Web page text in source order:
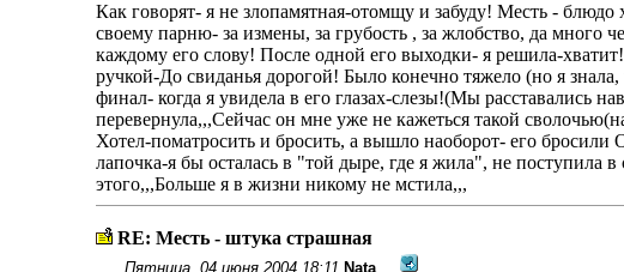
Как говорят- я не злопамятная-отомщу и забуду! Месть -
своему парню- за измены, за грубость , за жлобство, да много
каждому его слову! После одной его выходки- я решила-
ручкой-До свиданья дорогой! Было конечно тяжело (но я знала,
финал- когда я увидела в его глазах-слезы!(Мы расставались
перевернула,,,Сейчас он мне уже не кажеться такой
Хотел-поматросить и бросить, а вышло наоборот- его
лапочка-я бы осталась в "той дыре, где я жила", не поступила
этого,,,Больше я в жизни никому не мстила,,,
RE: Месть - штука страшная
Пятница, 04 июня 2004,18:11 Nata